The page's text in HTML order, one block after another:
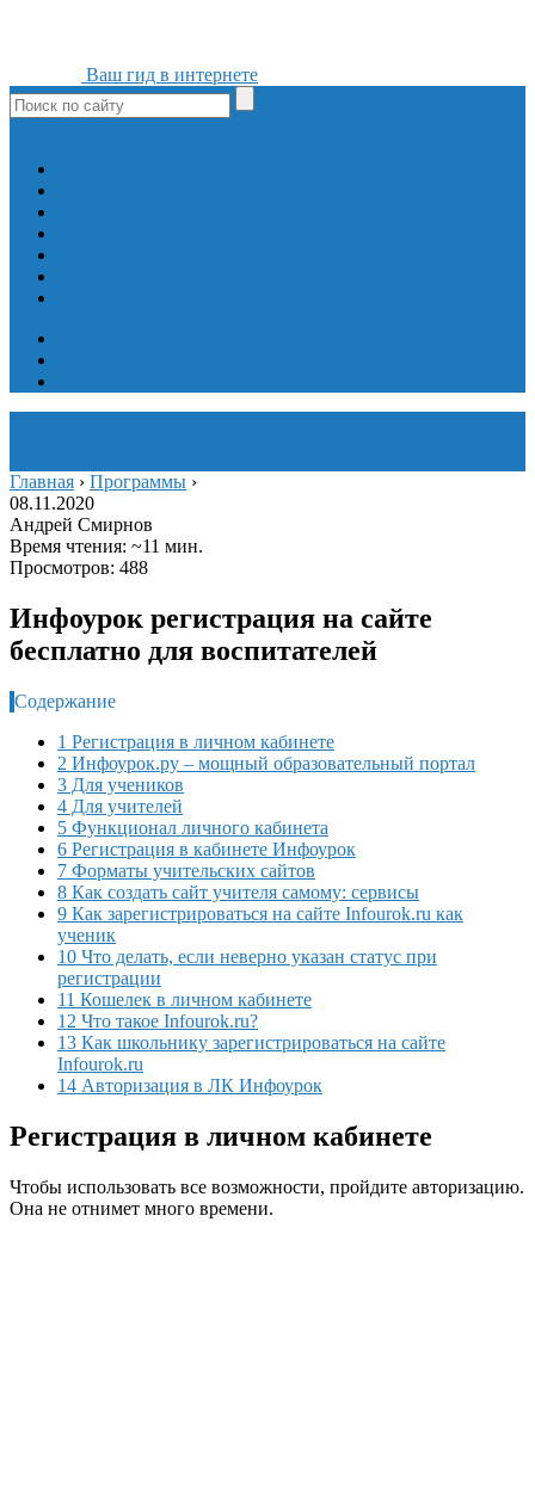
Ваш гид в интернете
Главная › Программы ›
08.11.2020
Андрей Смирнов
Время чтения: ~11 мин.
Просмотров: 488
Инфоурок регистрация на сайте
бесплатно для воспитателей
Содержание
1 Регистрация в личном кабинете
2 Инфоурок.ру – мощный образовательный портал
3 Для учеников
4 Для учителей
5 Функционал личного кабинета
6 Регистрация в кабинете Инфоурок
7 Форматы учительских сайтов
8 Как создать сайт учителя самому: сервисы
9 Как зарегистрироваться на сайте Infourok.ru как
ученик
10 Что делать, если неверно указан статус при
регистрации
11 Кошелек в личном кабинете
12 Что такое Infourok.ru?
13 Как школьнику зарегистрироваться на сайте
Infourok.ru
14 Авторизация в ЛК Инфоурок
Регистрация в личном кабинете
Чтобы использовать все возможности, пройдите авторизацию.
Она не отнимет много времени.